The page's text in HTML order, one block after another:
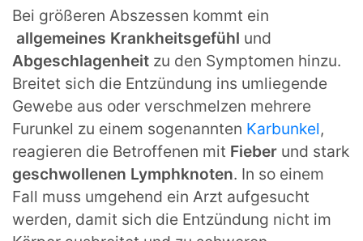
Bei größeren Abszessen kommt ein
allgemeines Krankheitsgefühl und
Abgeschlagenheit zu den Symptomen hinzu.
Breitet sich die Entzündung ins umliegende
Gewebe aus oder verschmelzen mehrere
Furunkel zu einem sogenannten Karbunkel,
reagieren die Betroffenen mit Fieber und stark
geschwollenen Lymphknoten. In so einem
Fall muss umgehend ein Arzt aufgesucht
werden, damit sich die Entzündung nicht im